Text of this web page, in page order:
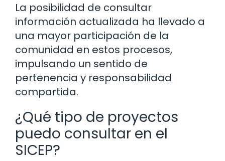
La posibilidad de consultar
información actualizada ha llevado a
una mayor participación de la
comunidad en estos procesos,
impulsando un sentido de
pertenencia y responsabilidad
compartida.
¿Qué tipo de proyectos
puedo consultar en el
SICEP?